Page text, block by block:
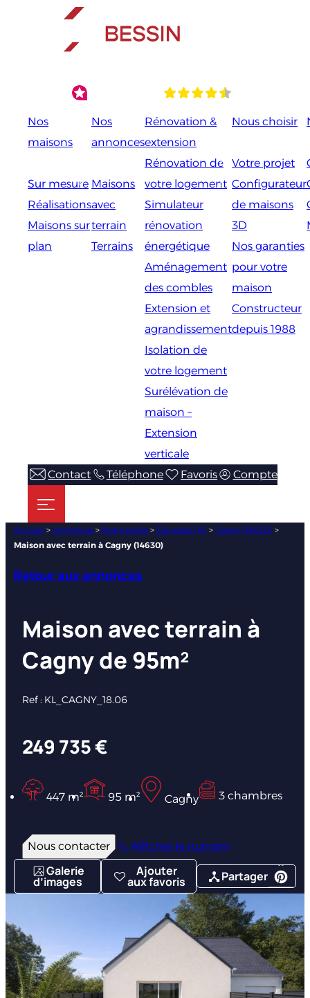
Nos
maisons
Sur mesure
Réalisations
Maisons sur
plan
Nos
annonces
Maisons
avec
terrain
Terrains
Rénovation &
extension
Rénovation de
votre logement
Simulateur
rénovation
énergétique
Aménagement
des combles
Extension et
agrandissement
Isolation de
votre logement
Surélévation de
maison –
Extension
verticale
Nous choisir
Votre projet
Configurateur
de maisons
3D
Nos garanties
pour votre
maison
Constructeur
depuis 1988
Contact Téléphone Favoris Compte
Accueil > Annonces > Normandie > Calvados (14) > Cagny (14630) >
Maison avec terrain à Cagny (14630)
Retour aux annonces
Maison avec terrain à
Cagny de 95m²
Ref : KL_CAGNY_18.06
249 735 €
447 m² 95 m² Cagny 3 chambres
Nous contacter Afficher le numéro
Galerie
d’images
Ajouter
aux favoris Partager